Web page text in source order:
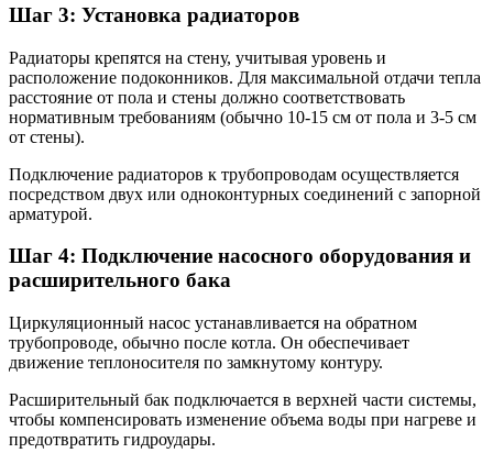
Шаг 3: Установка радиаторов
Радиаторы крепятся на стену, учитывая уровень и
расположение подоконников. Для максимальной отдачи тепла
расстояние от пола и стены должно соответствовать
нормативным требованиям (обычно 10-15 см от пола и 3-5 см
от стены).
Подключение радиаторов к трубопроводам осуществляется
посредством двух или одноконтурных соединений с запорной
арматурой.
Шаг 4: Подключение насосного оборудования и
расширительного бака
Циркуляционный насос устанавливается на обратном
трубопроводе, обычно после котла. Он обеспечивает
движение теплоносителя по замкнутому контуру.
Расширительный бак подключается в верхней части системы,
чтобы компенсировать изменение объема воды при нагреве и
предотвратить гидроудары.